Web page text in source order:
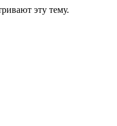
эту тему.